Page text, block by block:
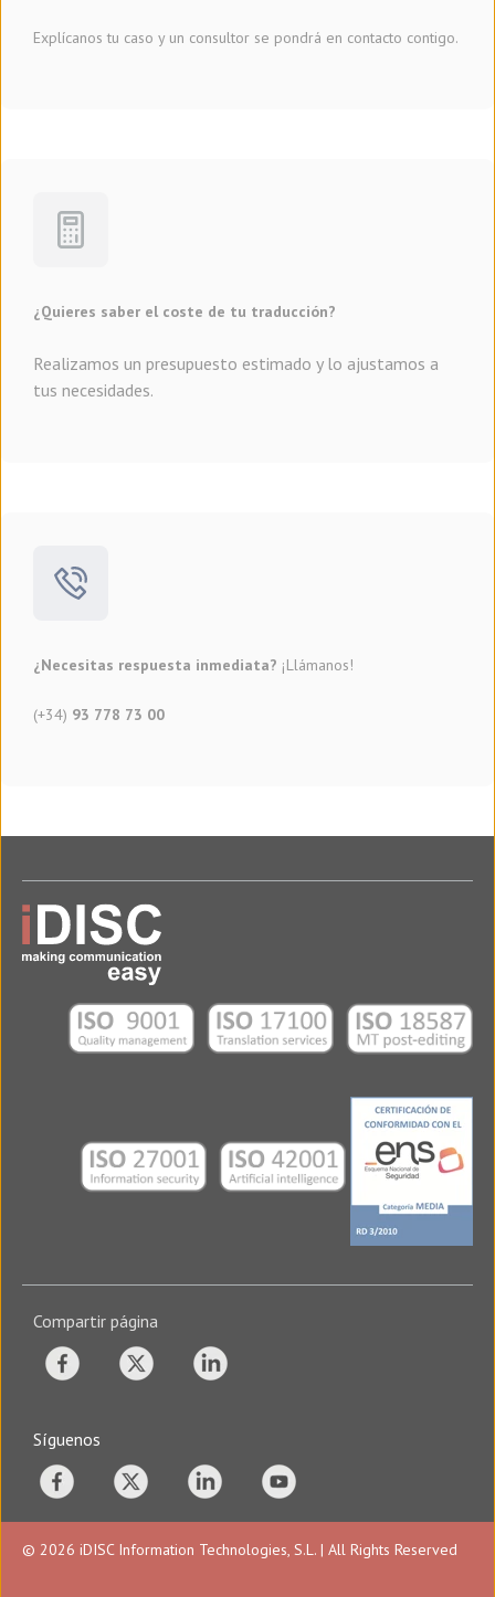
Explícanos tu caso y un consultor se pondrá en contacto contigo.
¿Quieres saber el coste de tu traducción?
Realizamos un presupuesto estimado y lo ajustamos a
tus necesidades.
¿Necesitas respuesta inmediata? ¡Llámanos!
(+34) 93 778 73 00
Compartir página
Síguenos
© 2026 iDISC Information Technologies, S.L. | All Rights Reserved